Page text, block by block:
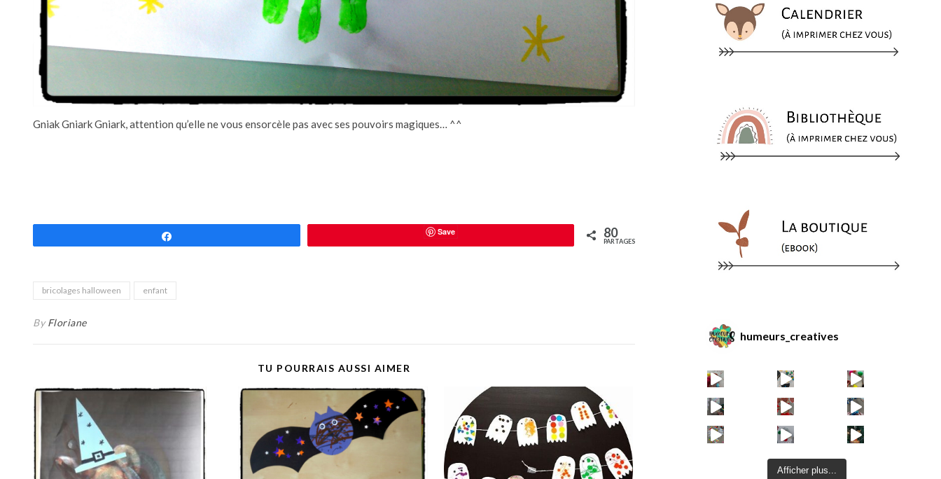
Gniak Gniark Gniark, attention qu’elle ne vous ensorcèle pas avec ses pouvoirs magiques… ^^
Save 80
PARTAGES
bricolages halloween enfant
ByFloriane
TU POURRAIS AUSSI AIMER
humeurs_creatives
Afficher plus...